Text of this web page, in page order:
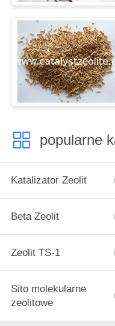
popularne
Katalizator Zeolit
Beta Zeolit
Zeolit ​​TS-1
Sito molekularne
zeolitowe